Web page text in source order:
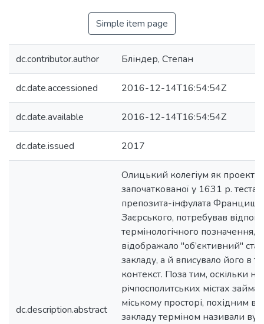
Simple item page
dc.contributor.author Бліндер, Степан
dc.date.accessioned 2016-12-14T16:54:54Z
dc.date.available 2016-12-14T16:54:54Z
dc.date.issued 2017
dc.description.abstract
Олицький колегіум як проект
започаткованої у 1631 р.
препозита-інфулата
Заєрського, потребував
термінологічного позначення,
відображало "об’єктивний"
закладу, а й вписувало його в
контекст. Поза тим, оскільки
річпосполитських містах
міському просторі, похідним
закладу терміном називали